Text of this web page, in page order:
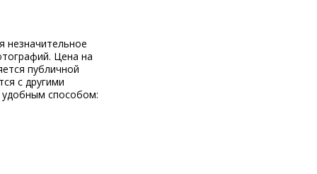
незначительное
Цена на
публичной
с другими
способом: